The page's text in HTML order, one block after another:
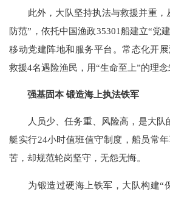
此外，大队坚持执法与救援并重，
防范”，依托中国渔政35301船建立“党
移动党建阵地和服务平台。常态化开
救援4名遇险渔民，用“生命至上”的理念
强基固本 锻造海上执法铁军
人员少、任务重、风险高，是大队
艇实行24小时值班值守制度，船员常
苦，却规范轮岗坚守，无怨无悔。
为锻造过硬海上铁军，大队构建“